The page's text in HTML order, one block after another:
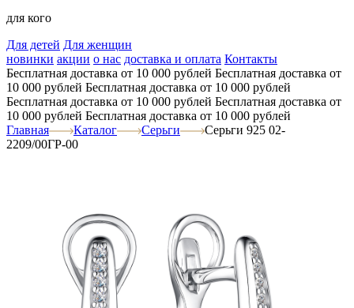
для кого
Для детей Для женщин
новинки акции о нас доставка и оплата Контакты
Бесплатная доставка от 10 000 рублей Бесплатная доставка от
10 000 рублей Бесплатная доставка от 10 000 рублей
Бесплатная доставка от 10 000 рублей Бесплатная доставка от
10 000 рублей Бесплатная доставка от 10 000 рублей
Главная
Каталог Серьги
Серьги 925 02-
2209/00ГР-00